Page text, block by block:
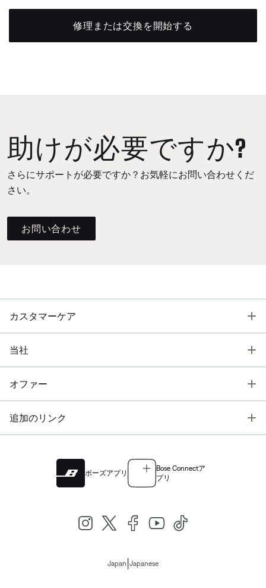
修理または交換を開始する
助けが必要ですか?
さらにサポートが必要ですか？お気軽にお問い合わせくだ
さい。
お問い合わせ
カスタマーケア
当社
オファー
追加のリンク
ボーズアプリ
Bose Connectア
プリ
Japan Japanese